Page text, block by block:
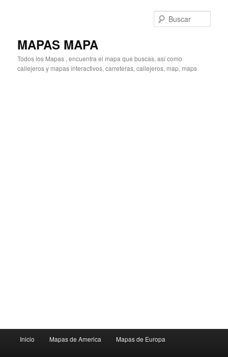
MAPAS MAPA
Todos los Mapas , encuentra el mapa que buscas, así como
callejeros y mapas interactivos, carreteras, callejeros, map, maps
principal
Inicio Mapas de America Mapas de Europa